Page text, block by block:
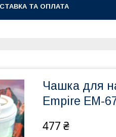
ТА ОПЛАТА
Чашка для
Empire EM-
477 ₴